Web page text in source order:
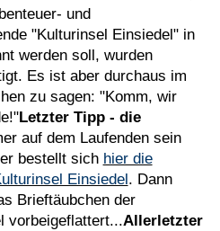
und
"Kulturinsel Einsiedel" in
werden soll, wurden
Es ist aber durchaus im
zu sagen: "Komm, wir
Letzter Tipp - die
auf dem Laufenden sein
bestellt sich hier die
Einsiedel. Dann
Brieftäubchen der
vorbeigeflattert...Allerletzter